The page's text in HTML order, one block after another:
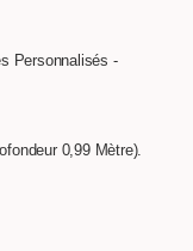
Personnalisés -
0,99 Mètre).